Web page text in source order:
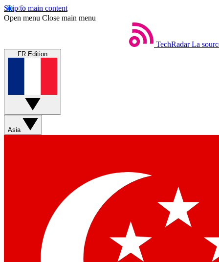
Skip to main content
Open menu Close main menu
TechRadar La
FR Edition
Asia